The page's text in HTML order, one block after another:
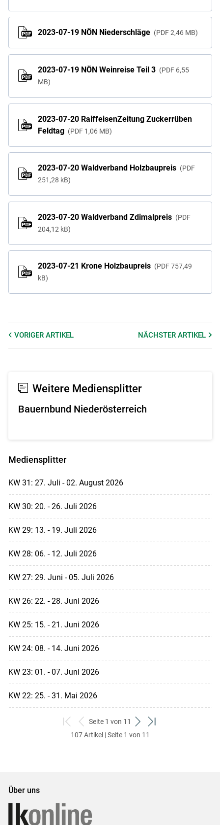
2023-07-19 NÖN Niederschläge PDF 2,46 MB
2023-07-19 NÖN Weinreise Teil 3 PDF 6,55
MB
2023-07-20 RaiffeisenZeitung Zuckerrüben
Feldtag
PDF 1,06 MB
2023-07-20 Waldverband Holzbaupreis
PDF
251,28 kB
2023-07-20 Waldverband Zdimalpreis
PDF
204,12 kB
2023-07-21 Krone Holzbaupreis PDF 757,49
kB
VORIGER ARTIKEL NÄCHSTERARTIKEL
Weitere Mediensplitter
Bauernbund Niederösterreich
Mediensplitter
KW 31: 27. Juli - 02. August 2026
KW 30: 20. - 26. Juli 2026
KW 29: 13. - 19. Juli 2026
KW 28: 06. - 12. Juli 2026
KW 27: 29. Juni - 05. Juli 2026
KW 26: 22. - 28. Juni 2026
KW 25: 15. - 21. Juni 2026
KW 24: 08. - 14. Juni 2026
KW 23: 01. - 07. Juni 2026
KW 22: 25. - 31. Mai 2026
zum
ersten
zurück
zum
Seite 1 von 11
weiter
zum
zum
107 Artikel | Seite 1 von 11
Über uns